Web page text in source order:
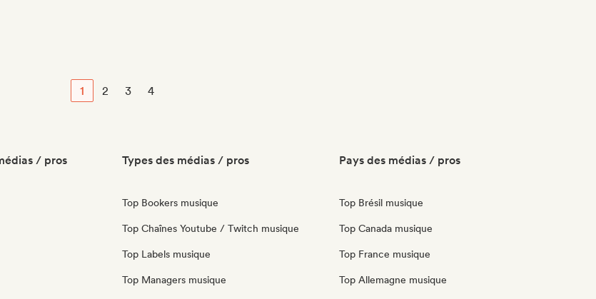
1 2 3 4
/ pros Types des médias / pros
Top Bookers musique
Top Chaînes Youtube / Twitch musique
Top Labels musique
Top Managers musique
Pays des médias / pros
Top Brésil musique
Top Canada musique
Top France musique
Top Allemagne musique